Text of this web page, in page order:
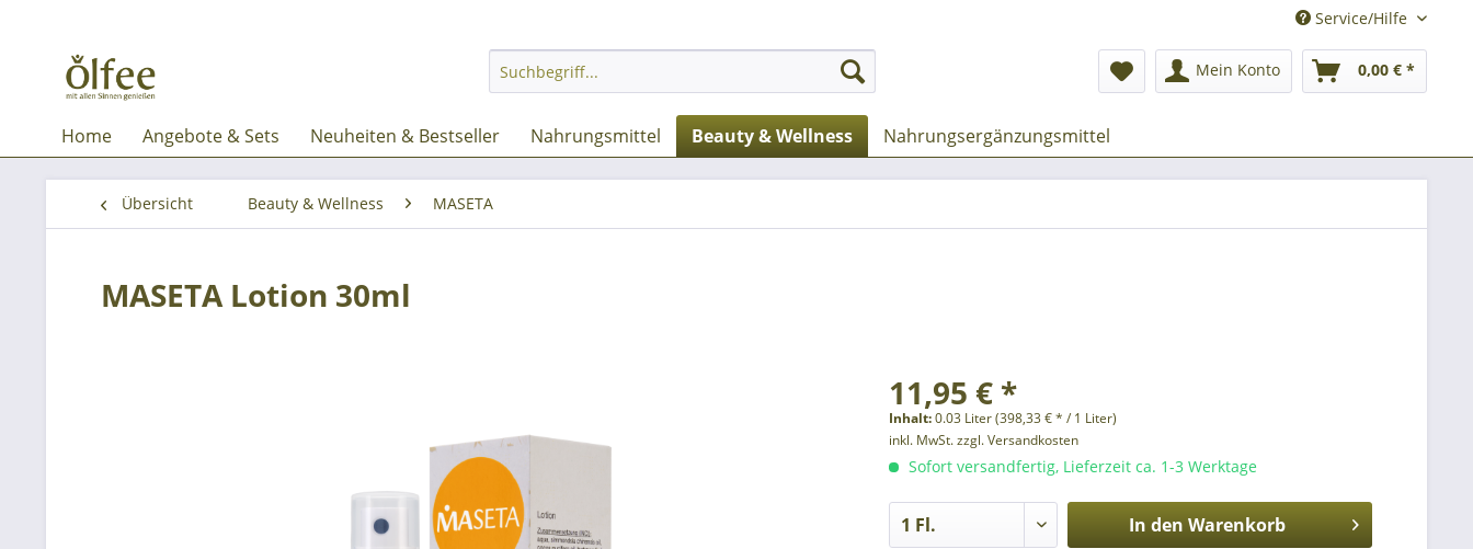
Service/Hilfe
Mein Konto 0,00 € *
Home Angebote & Sets Neuheiten & Bestseller Nahrungsmittel Beauty & Wellness Nahrungsergänzungsmittel
Übersicht Beauty & Wellness MASETA
MASETA Lotion 30ml
11,95 € *
Inhalt:0.03 Liter (398,33 € * / 1 Liter)
inkl. MwSt.zzgl. Versandkosten
Sofort versandfertig, Lieferzeit ca. 1-3 Werktage
In den Warenkorb